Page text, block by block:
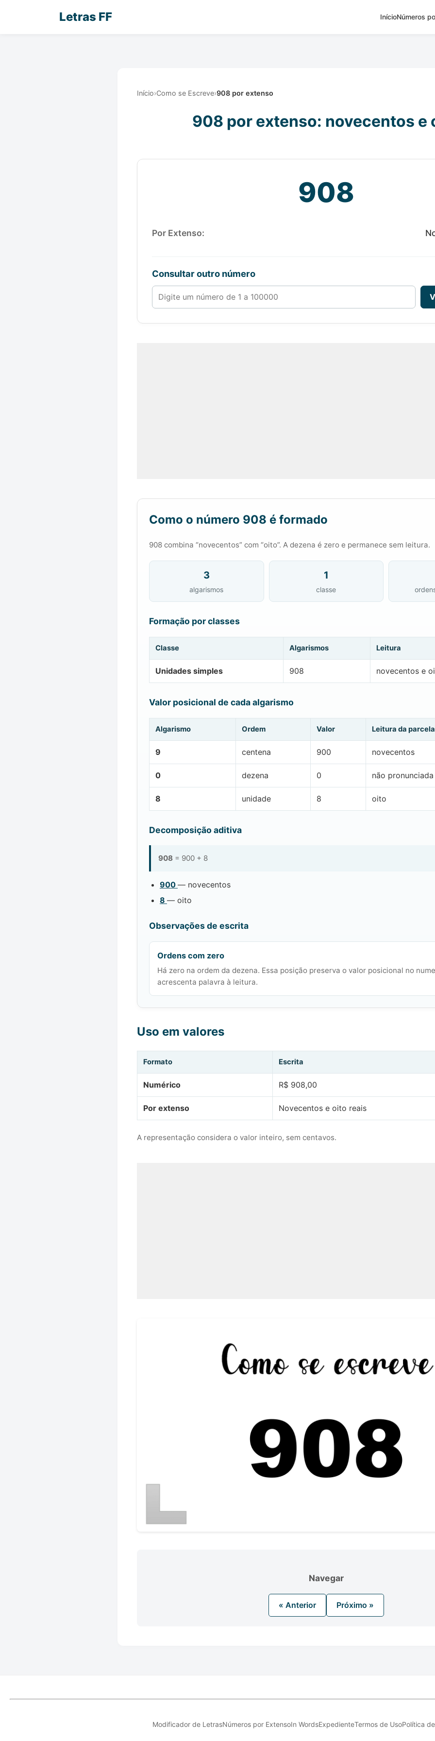
Letras FF InícioNúmeros
Início›Como se Escreve›908 por extenso
908 por extenso: novecentos e
908
Por Extenso:
Consultar outro número
Número de 1 a 100000
Como o número 908 é formado
908 combina “novecentos” com “oito”. A dezena é zero e permanece sem leitura.
3
algarismos
1
classe
Formação por classes
Classe Algarismos Leitura
Unidades simples 908 novecentos e
Valor posicional de cada algarismo
Algarismo Ordem Valor Leitura da parcela
9 centena 900 novecentos
0 dezena 0 não pronunciada
8 unidade 8 oito
Decomposição aditiva
908 = 900 + 8
900 — novecentos
8 — oito
Observações de escrita
Ordens com zero
Há zero na ordem da dezena. Essa posição preserva o valor posicional no
acrescenta palavra à leitura.
Uso em valores
Formato Escrita
Numérico R$ 908,00
Por extenso Novecentos e oito reais
A representação considera o valor inteiro, sem centavos.
Navegar
« Anterior Próximo »
Modificador de LetrasNúmeros por ExtensoIn WordsExpedienteTermos de UsoPolítica